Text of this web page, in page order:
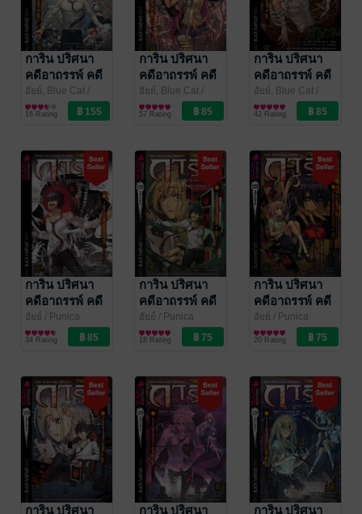
การิน ปริศนา
คดีอาถรรพ์ คดี
16 กลอุบัติ
มิคสัญญี (บท
แรก) (Case-
อัยย์, Blue Cat /
Punica Comic
การ์ตูนทั่วไป
16 Rating
การิน ปริศนา
คดีอาถรรพ์ คดี
15 จตุรอาถรรพ์
สถาน (บทจบ)
(Case-15/3)
อัยย์, Blue Cat /
Punica Comic
การ์ตูนทั่วไป
57 Rating
การิน ปริศนา
คดีอาถรรพ์ คดี
15 จตุรอาถรรพ์
สถาน (บทกลาง)
(Case-15/2)
อัยย์, Blue Cat/
Punica Comic
การ์ตูนทั่วไป
42 Rating
การิน ปริศนา
คดีอาถรรพ์ คดี
15 จตุรอาถรรพ์
สถาน (บทแรก)
(Case-15/1)
อัยย์ / Punica
Comic
การ์ตูนทั่วไป
34 Rating
การิน ปริศนา
คดีอาถรรพ์ คดี
14 ฆาตกรรม
สาปโซเชียล
(บทจบ) (Case-
อัยย์ / Punica
Comic
การ์ตูนทั่วไป
18 Rating
การิน ปริศนา
คดีอาถรรพ์ คดี
14 ฆาตกรรม
สาปโซเชียล
(บทกลาง)
อัยย์ / Punica
Comic
การ์ตูนทั่วไป
20 Rating
การิน ปริศนา การิน ปริศนา การิน ปริศนา